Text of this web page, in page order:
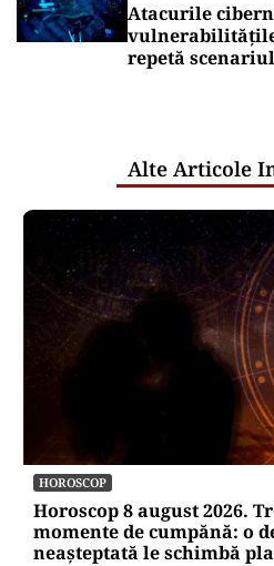
Atacurile
repetă
Alte Articole
HOROSCOP
Horoscop 8 august 2026.
momente de cumpănă: o
neașteptată le schimbă